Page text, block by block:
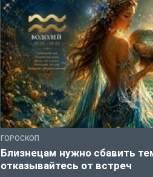
ГОРОСКОП
Близнецам нужно сбавить
отказывайтесь от встреч